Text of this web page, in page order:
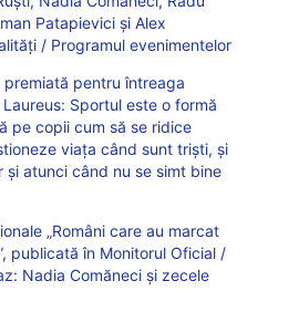
Patapievici și Alex
/ Programul evenimentelor
premiată pentru întreaga
Sportul este o formă
pe copii cum să se ridice
viața când sunt triști, și
atunci când nu se simt bine
„Români care au marcat
publicată în Monitorul Oficial /
Nadia Comăneci și zecele